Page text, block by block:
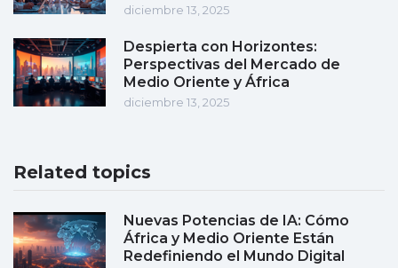
diciembre 13, 2025
Despierta con Horizontes:
Perspectivas del Mercado de
Medio Oriente y África
diciembre 13, 2025
Related topics
Nuevas Potencias de IA: Cómo
África y Medio Oriente Están
Redefiniendo el Mundo Digital